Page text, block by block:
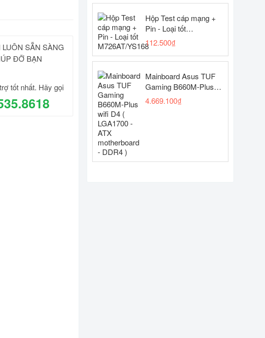
SẴN SÀNG
ĐỠ BẠN
tốt nhất. Hãy gọi
Hộp Test cáp mạng +
Pin - Loại tốt
M726AT/YS168
112.500₫
Mainboard Asus TUF
Gaming B660M-Plus
wifi D4 ( LGA1700 -
ATX motherboard -
4.669.100₫